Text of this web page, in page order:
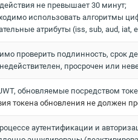
не превышает 30 минут;
использовать алгоритмы
атрибуты (iss, sub, aud,
проверить подлинность, срок
просрочен или
обновляемые посредством
токена обновления не должен
аутентификации и